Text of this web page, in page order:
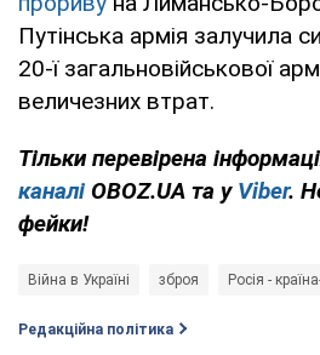
Путінська армія залучила
20-ї загальновійськової
величезних втрат.
Тільки перевірена
каналі OBOZ.UA та у Viber.
фейки!
Війна в Україні зброя Росія -
Редакційна політика